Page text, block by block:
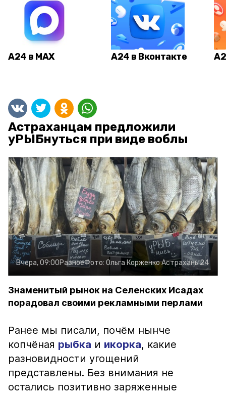
А24 в MAX А24 в Вконтакте
Астраханцам предложили
уРЫБнуться при виде воблы
Вчера, 09:00РазноеФото: Ольга КорженкоАстрахань 24
Знаменитый рынок на Селенских Исадах
порадовал своими рекламными перлами
Ранее мы писали, почём нынче
копчёная рыбка и икорка, какие
разновидности угощений
представлены. Без внимания не
остались позитивно заряженные